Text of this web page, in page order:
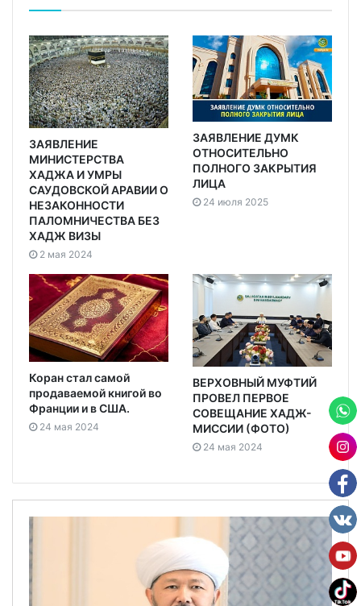
ЗАЯВЛЕНИЕ
МИНИСТЕРСТВА
ХАДЖА И УМРЫ
САУДОВСКОЙ АРАВИИ О
НЕЗАКОННОСТИ
ПАЛОМНИЧЕСТВА БЕЗ
ХАДЖ ВИЗЫ
2 мая 2024
ЗАЯВЛЕНИЕ ДУМК
ОТНОСИТЕЛЬНО
ПОЛНОГО ЗАКРЫТИЯ
ЛИЦА
24 июля 2025
Коран стал самой
продаваемой книгой во
Франции и в США.
24 мая 2024
ВЕРХОВНЫЙ МУФТИЙ
ПРОВЕЛ ПЕРВОЕ
СОВЕЩАНИЕ ХАДЖ-
МИССИИ (ФОТО)
24 мая 2024